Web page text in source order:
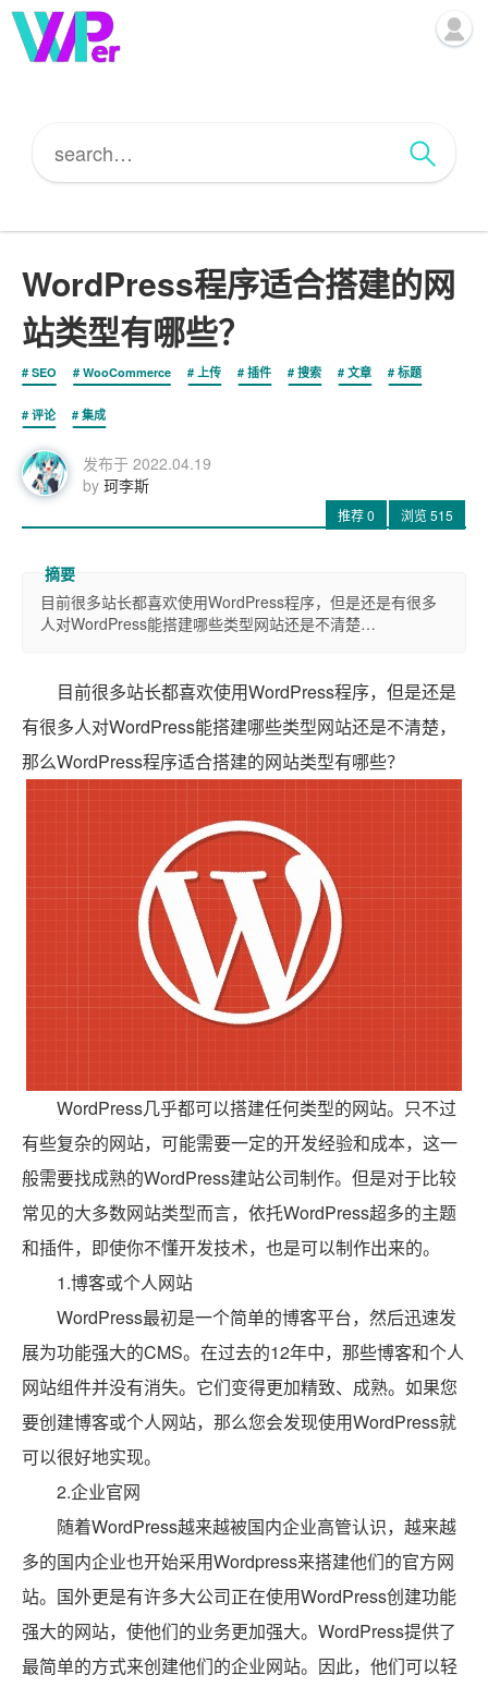
WordPress程序适合搭建的网
站类型有哪些？
SEO WooCommerce 上传 插件 搜索 文章 标题
评论 集成
发布于 2022.04.19
by 珂李斯
推荐0 浏览515
目前很多站长都喜欢使用WordPress程序，但是还是有很多
人对WordPress能搭建哪些类型网站还是不清楚…
目前很多站长都喜欢使用WordPress程序，但是还是
有很多人对WordPress能搭建哪些类型网站还是不清楚，
那么WordPress程序适合搭建的网站类型有哪些？
WordPress几乎都可以搭建任何类型的网站。只不过
有些复杂的网站，可能需要一定的开发经验和成本，这一
般需要找成熟的WordPress建站公司制作。但是对于比较
常见的大多数网站类型而言，依托WordPress超多的主题
和插件，即使你不懂开发技术，也是可以制作出来的。
1.博客或个人网站
WordPress最初是一个简单的博客平台，然后迅速发
展为功能强大的CMS。在过去的12年中，那些博客和个人
网站组件并没有消失。它们变得更加精致、成熟。如果您
要创建博客或个人网站，那么您会发现使用WordPress就
可以很好地实现。
2.企业官网
随着WordPress越来越被国内企业高管认识，越来越
多的国内企业也开始采用Wordpress来搭建他们的官方网
站。国外更是有许多大公司正在使用WordPress创建功能
强大的网站，使他们的业务更加强大。WordPress提供了
最简单的方式来创建他们的企业网站。因此，他们可以轻